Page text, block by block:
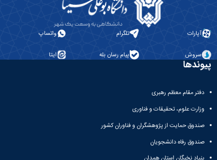
آپارات تلگرام واتساپ
سروش پیام رسان بله ایتا
پیوندها
دفتر مقام معظم رهبری
وزارت علوم، تحقیقات و فناوری
صندوق حمایت از پژوهشگران و فناوران کشور
صندوق رفاه دانشجویان